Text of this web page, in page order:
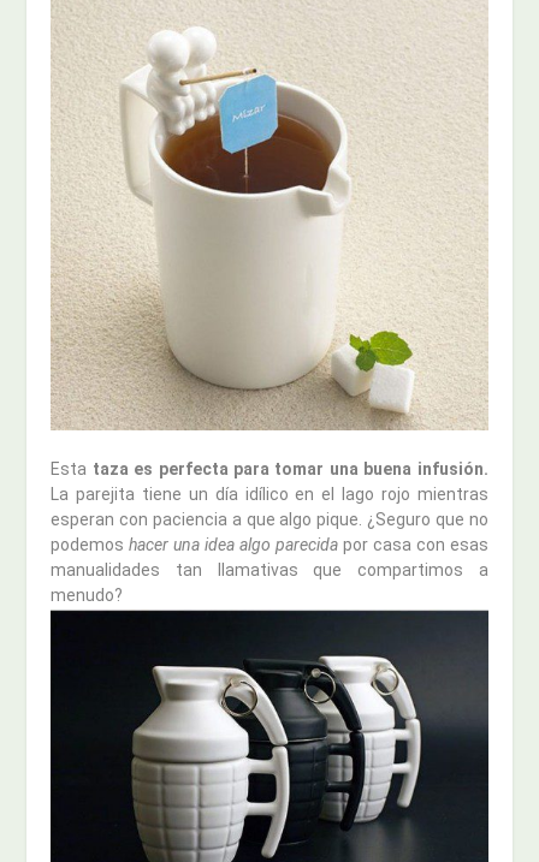
Esta taza es perfecta para tomar una buena infusión.
La parejita tiene un día idílico en el lago rojo mientras
esperan con paciencia a que algo pique. ¿Seguro que no
podemoshacer una idea algo parecidapor casa con esas
manualidades tan llamativas que compartimos a
menudo?